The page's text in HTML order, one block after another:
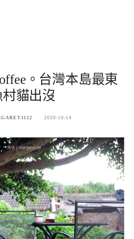
。台灣本島最東
貓出沒
2020-10-14